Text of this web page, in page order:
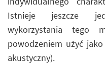
Istnieje jeszcze
wykorzystania tego
powodzeniem użyć
akustyczny).